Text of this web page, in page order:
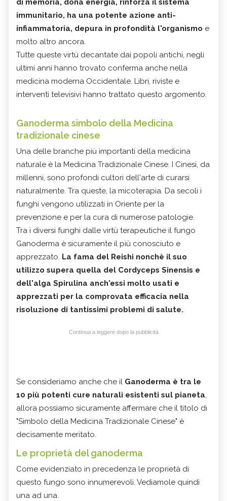
di memoria, dona energia, rinforza il sistema
immunitario, ha una potente azione anti-
infiammatoria, depura in profondità l'organismo e
molto altro ancora.
Tutte queste virtù decantate dai popoli antichi, negli
ultimi anni hanno trovato conferma anche nella
medicina moderna Occidentale. Libri, riviste e
interventi televisivi hanno trattato questo argomento.
Ganoderma simbolo della Medicina
tradizionale cinese
Una delle branche più importanti della medicina
naturale è la Medicina Tradizionale Cinese. I Cinesi, da
millenni, sono profondi cultori dell'arte di curarsi
naturalmente. Tra queste, la micoterapia. Da secoli i
funghi vengono utilizzati in Oriente per la
prevenzione e per la cura di numerose patologie.
Tra i diversi funghi dalle virtù terapeutiche il fungo
Ganoderma è sicuramente il più conosciuto e
apprezzato. La fama del Reishi nonchè il suo
utilizzo supera quella del Cordyceps Sinensis e
dell'alga Spirulina anch'essi molto usati e
apprezzati per la comprovata efficacia nella
risoluzione di tantissimi problemi di salute.
Continua a leggere dopo la pubblicità
Se consideriamo anche che il Ganoderma è tra le
10 più potenti cure naturali esistenti sul pianeta,
allora possiamo sicuramente affermare che il titolo di
"Simbolo della Medicina Tradizionale Cinese" è
decisamente meritato.
Le proprietà del ganoderma
Come evidenziato in precedenza le proprietà di
questo fungo sono innumerevoli. Vediamole quindi
una ad una.